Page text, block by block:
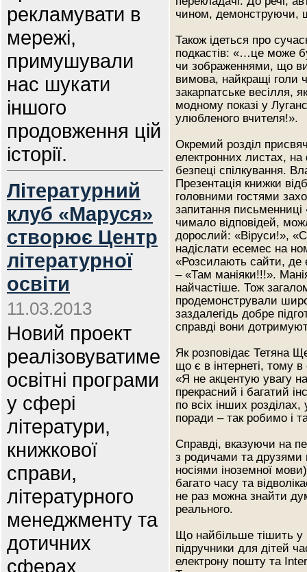
рекламувати в
мережі,
примушували
нас шукати
іншого
продовження цій
історії.
Літературний
клуб «Маруся»
створює Центр
літературної
освіти
11.03.2013
Новий проект
реалізовуватиме
освітні програми
у сфері
літератури,
книжкової
справи,
літературного
менеджменту та
дотичних
сферах
чином, демонструючи,
Також ідеться про
подкастів: «…це може
чи зображеннями, що
вимова, найкращі голи
закарпатське весілля,
модному показі у
улюбленого вчителя!».
Окремий розділ
електронних листах,
безпеці спілкування.
Презентація книжки
головними гостями
запитання письменниці
чимало відповідей,
дорослий: «Віруси!»,
надіслати есемес на
«Розсилають сайти, де
– «Там маніяки!!!».
найчастіше. Тож
продемонстрували
заздалегідь добре
справді вони
Як розповідає Тетяна
що є в інтернеті, тому
«Я не акцентую увагу
прекрасний і багатий
по всіх інших
поради – так робимо і
Справді, вказуючи на
з родичами та друзями
носіями іноземної
багато часу та
не раз можна знайти
реального.
Що найбільше тішить у
підручники для дітей
електрону пошту та